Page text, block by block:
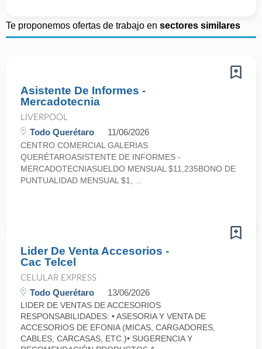
Te proponemos ofertas de trabajo en sectores similares
Asistente De Informes -
Mercadotecnia
LIVERPOOL
Todo Querétaro 11/06/2026
CENTRO COMERCIAL GALERIAS
QUERÉTAROASISTENTE DE INFORMES -
MERCADOTECNIASUELDO MENSUAL $11,235BONO DE
PUNTUALIDAD MENSUAL $1, ...
Lider De Venta Accesorios -
Cac Telcel
CELULAR EXPRESS
Todo Querétaro 13/06/2026
LIDER DE VENTAS DE ACCESORIOS
RESPONSABILIDADES: • ASESORIA Y VENTA DE
ACCESORIOS DE EFONIA (MICAS, CARGADORES,
CABLES, CARCASAS, ETC.)• SUGERENCIA Y